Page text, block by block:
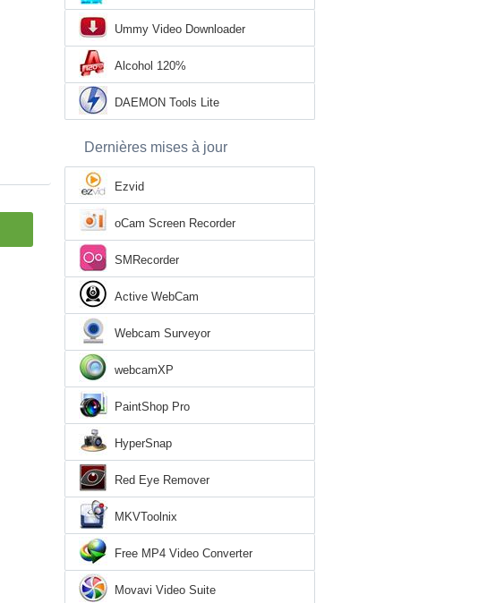
Ummy Video Downloader
Alcohol 120%
DAEMON Tools Lite
Dernières mises à jour
Ezvid
oCam Screen Recorder
SMRecorder
Active WebCam
Webcam Surveyor
webcamXP
PaintShop Pro
HyperSnap
Red Eye Remover
MKVToolnix
Free MP4 Video Converter
Movavi Video Suite